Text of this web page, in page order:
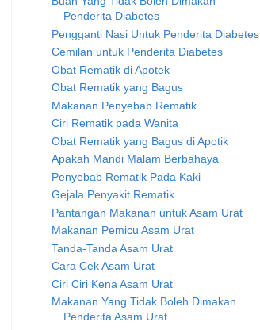
Penderita Diabetes
Pengganti Nasi Untuk Penderita Diabetes
Cemilan untuk Penderita Diabetes
Obat Rematik di Apotek
Obat Rematik yang Bagus
Makanan Penyebab Rematik
Ciri Rematik pada Wanita
Obat Rematik yang Bagus di Apotik
Apakah Mandi Malam Berbahaya
Penyebab Rematik Pada Kaki
Gejala Penyakit Rematik
Pantangan Makanan untuk Asam Urat
Makanan Pemicu Asam Urat
Tanda-Tanda Asam Urat
Cara Cek Asam Urat
Ciri Ciri Kena Asam Urat
Makanan Yang Tidak Boleh Dimakan
Penderita Asam Urat